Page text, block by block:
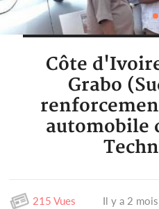
Côte
Grabo
automobile
215 Vues Il y a 2 mois